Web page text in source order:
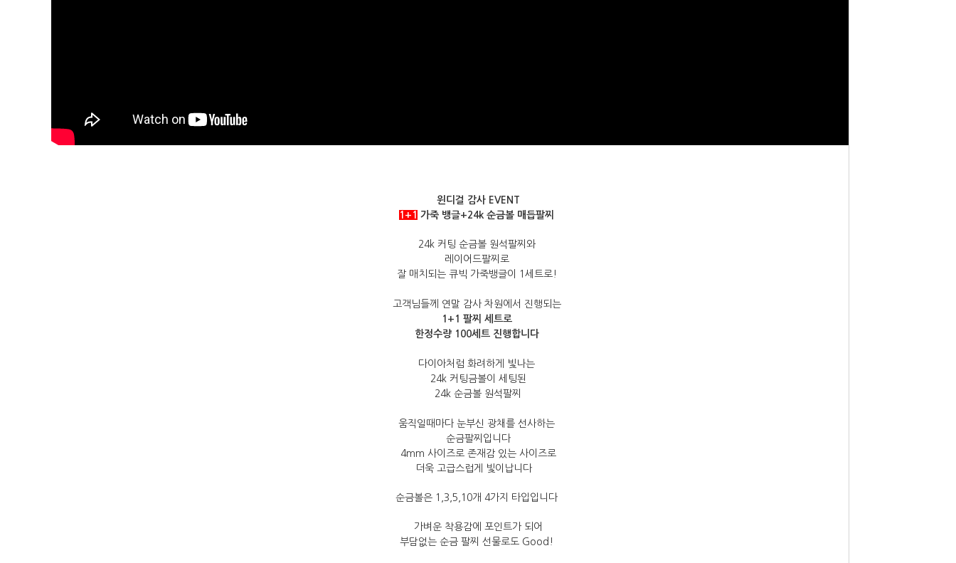
윈디걸 감사 EVENT
1+1 가죽 뱅글+24k 순금볼 매듭팔찌
24k 커팅 순금볼 원석팔찌와
레이어드팔찌로
잘 매치되는 큐빅 가죽뱅글이 1세트로!
고객님들께 연말 감사 차원에서 진행되는
1+1 팔찌 세트로
한정수량 100세트 진행합니다
다이아처럼 화려하게 빛나는
24k 커팅금볼이 세팅된
24k 순금볼 원석팔찌
움직일때마다 눈부신 광채를 선사하는
순금팔찌입니다
4mm 사이즈로 존재감 있는 사이즈로
더욱 고급스럽게 빛이납니다
순금볼은 1,3,5,10개 4가지 타입입니다
가벼운 착용감에 포인트가 되어
부담없는 순금 팔찌 선물로도 Good!